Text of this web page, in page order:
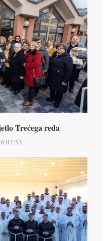
Trećega reda
07:53